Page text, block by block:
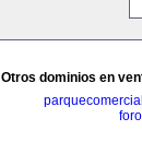
Otros dominios en